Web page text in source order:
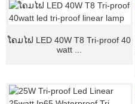
ໂຄມໄຟ LED 40W T8 Tri-proof 40
watt ...